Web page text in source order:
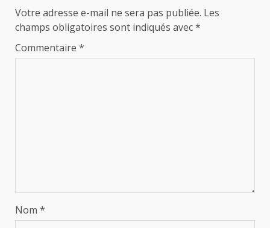
Votre adresse e-mail ne sera pas publiée. Les
champs obligatoires sont indiqués avec*
Commentaire *
Nom *